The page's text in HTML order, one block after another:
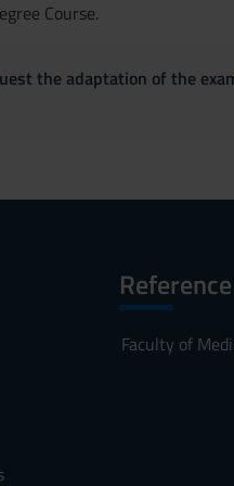
Course.
the adaptation of the
Faculty of